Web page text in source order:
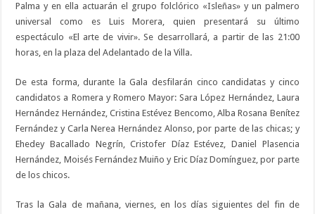
Palma y en ella actuarán el grupo folclórico «Isleñas» y un palmero
universal como es Luis Morera, quien presentará su último
espectáculo «El arte de vivir». Se desarrollará, a partir de las 21:00
horas, en la plaza del Adelantado de la Villa.
De esta forma, durante la Gala desfilarán cinco candidatas y cinco
candidatos a Romera y Romero Mayor: Sara López Hernández, Laura
Hernández Hernández, Cristina Estévez Bencomo, Alba Rosana Benítez
Fernández y Carla Nerea Hernández Alonso, por parte de las chicas; y
Ehedey Bacallado Negrín, Cristofer Díaz Estévez, Daniel Plasencia
Hernández, Moisés Fernández Muiño y Eric Díaz Domínguez, por parte
de los chicos.
Tras la Gala de mañana, viernes, en los días siguientes del fin de